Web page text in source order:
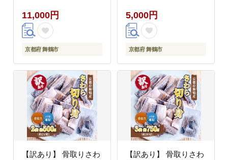
魚 時短調理 お弁当おか
ず 冷凍ストック 小分け
冷凍 IQF凍結 子供が食
べやすい魚 骨なし魚 焼
き家庭 忙しい日の夕食
魚不足解消 おかずセッ
11,000円
京都府 舞鶴市
魚 時短調理 お弁当おか
ず 冷凍ストック 小分け
冷凍 IQF凍結 子供が食
べやすい魚 骨なし魚 焼
き家庭 忙しい日の夕食
魚不足解消 おかずセッ
5,000円
京都府 舞鶴市
【訳あり】 骨取りさわ
【訳あり】 骨取りさわ